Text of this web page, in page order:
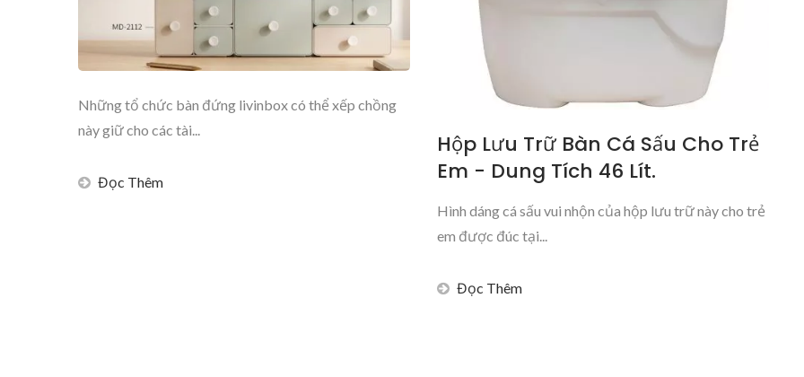
Những tổ chức bàn đứng livinbox có thể xếp chồng
này giữ cho các tài...
Đọc Thêm
Hộp Lưu Trữ Bàn Cá Sấu Cho Trẻ
Em - Dung Tích 46 Lít.
Hình dáng cá sấu vui nhộn của hộp lưu trữ này cho trẻ
em được đúc tại...
Đọc Thêm